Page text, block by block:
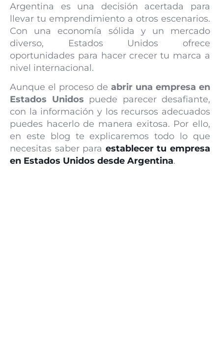
Argentina es una decisión acertada para
llevar tu emprendimiento a otros escenarios.
Con una economía sólida y un mercado
diverso, Estados Unidos ofrece
oportunidades para hacer crecer tu marca a
nivel internacional.
Aunque el proceso de abrir una empresa en
Estados Unidos puede parecer desafiante,
con la información y los recursos adecuados
puedes hacerlo de manera exitosa. Por ello,
en este blog te explicaremos todo lo que
necesitas saber para establecer tu empresa
en Estados Unidos desde Argentina.